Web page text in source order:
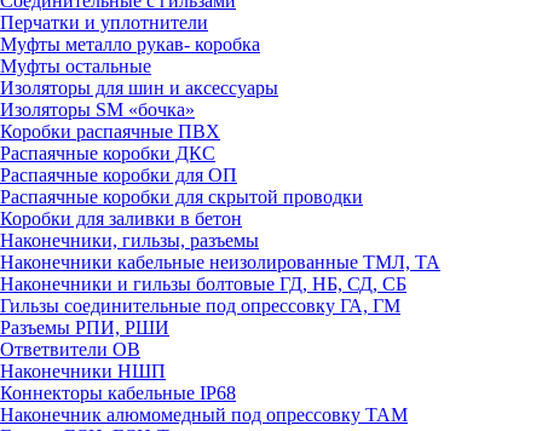
Перчатки и уплотнители
Муфты металло рукав- коробка
Муфты остальные
Изоляторы для шин и аксессуары
Изоляторы SM «бочка»
Коробки распаячные ПВХ
Распаячные коробки ДКС
Распаячные коробки для ОП
Распаячные коробки для скрытой проводки
Коробки для заливки в бетон
Наконечники, гильзы, разъемы
Наконечники кабельные неизолированные ТМЛ, ТА
Наконечники и гильзы болтовые ГД, НБ, СД, СБ
Гильзы соединительные под опрессовку ГА, ГМ
Разъемы РПИ, РШИ
Ответвители ОВ
Наконечники НШП
Коннекторы кабельные IP68
Наконечник алюмомедный под опрессовку ТАМ